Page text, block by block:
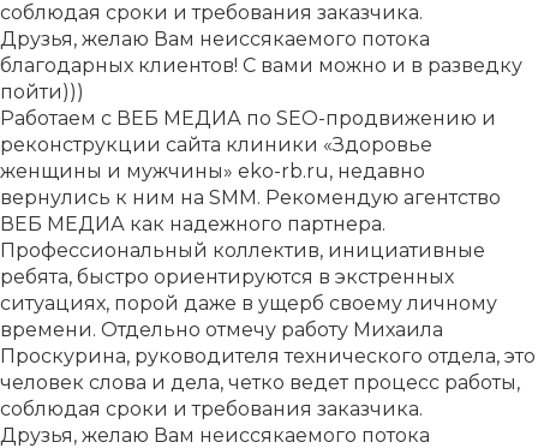
соблюдая сроки и требования заказчика.
Друзья, желаю Вам неиссякаемого потока
благодарных клиентов! С вами можно и в разведку
пойти)))
Работаем с ВЕБ МЕДИА по SEO-продвижению и
реконструкции сайта клиники «Здоровье
женщины и мужчины» eko-rb.ru, недавно
вернулись к ним на SMM. Рекомендую агентство
ВЕБ МЕДИА как надежного партнера.
Профессиональный коллектив, инициативные
ребята, быстро ориентируются в экстренных
ситуациях, порой даже в ущерб своему личному
времени. Отдельно отмечу работу Михаила
Проскурина, руководителя технического отдела, это
человек слова и дела, четко ведет процесс работы,
соблюдая сроки и требования заказчика.
Друзья, желаю Вам неиссякаемого потока